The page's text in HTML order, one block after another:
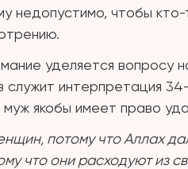
недопустимо, чтобы
уделяется вопросу
интерпретация
якобы имеет право
потому что Аллах
что они расходуют из